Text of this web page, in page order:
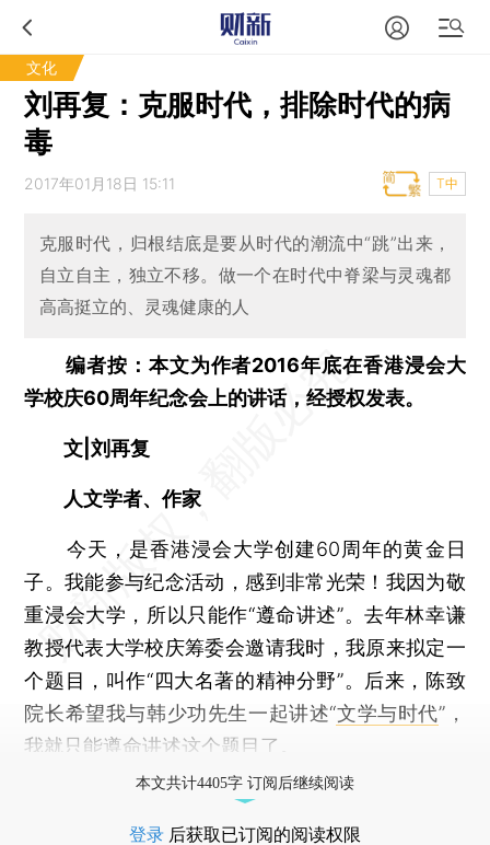
文化
刘再复：克服时代，排除时代的病
毒
2017年01月18日 15:11 T中
克服时代，归根结底是要从时代的潮流中“跳”出来，
自立自主，独立不移。做一个在时代中脊梁与灵魂都
高高挺立的、灵魂健康的人
编者按：本文为作者2016年底在香港浸会大
学校庆60周年纪念会上的讲话，经授权发表。
文|刘再复
人文学者、作家
今天，是香港浸会大学创建60周年的黄金日
子。我能参与纪念活动，感到非常光荣！我因为敬
重浸会大学，所以只能作“遵命讲述”。去年林幸谦
教授代表大学校庆筹委会邀请我时，我原来拟定一
个题目，叫作“四大名著的精神分野”。后来，陈致
院长希望我与韩少功先生一起讲述“文学与时代”，
我就只能遵命讲述这个题目了。
本文共计4405字 订阅后继续阅读
登录 后获取已订阅的阅读权限